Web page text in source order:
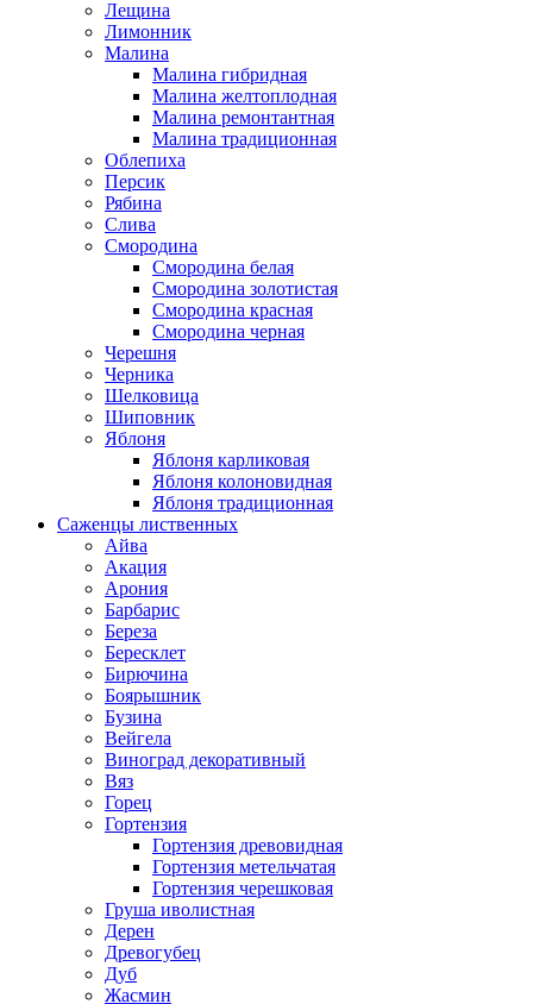
Лещина
Лимонник
Малина
Малина гибридная
Малина желтоплодная
Малина ремонтантная
Малина традиционная
Облепиха
Персик
Рябина
Слива
Смородина
Смородина белая
Смородина золотистая
Смородина красная
Смородина черная
Черешня
Черника
Шелковица
Шиповник
Яблоня
Яблоня карликовая
Яблоня колоновидная
Яблоня традиционная
Саженцы лиственных
Айва
Акация
Арония
Барбарис
Береза
Бересклет
Бирючина
Боярышник
Бузина
Вейгела
Виноград декоративный
Вяз
Горец
Гортензия
Гортензия древовидная
Гортензия метельчатая
Гортензия черешковая
Груша иволистная
Дерен
Древогубец
Дуб
Жасмин